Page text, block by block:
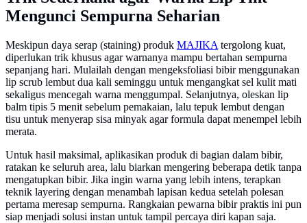
Mengunci Sempurna Seharian
Meskipun daya serap (staining) produk MAJIKA tergolong kuat,
diperlukan trik khusus agar warnanya mampu bertahan sempurna
sepanjang hari. Mulailah dengan mengeksfoliasi bibir menggunakan
lip scrub lembut dua kali seminggu untuk mengangkat sel kulit mati
sekaligus mencegah warna menggumpal. Selanjutnya, oleskan lip
balm tipis 5 menit sebelum pemakaian, lalu tepuk lembut dengan
tisu untuk menyerap sisa minyak agar formula dapat menempel lebih
merata.
Untuk hasil maksimal, aplikasikan produk di bagian dalam bibir,
ratakan ke seluruh area, lalu biarkan mengering beberapa detik tanpa
mengatupkan bibir. Jika ingin warna yang lebih intens, terapkan
teknik layering dengan menambah lapisan kedua setelah polesan
pertama meresap sempurna. Rangkaian pewarna bibir praktis ini pun
siap menjadi solusi instan untuk tampil percaya diri kapan saja.